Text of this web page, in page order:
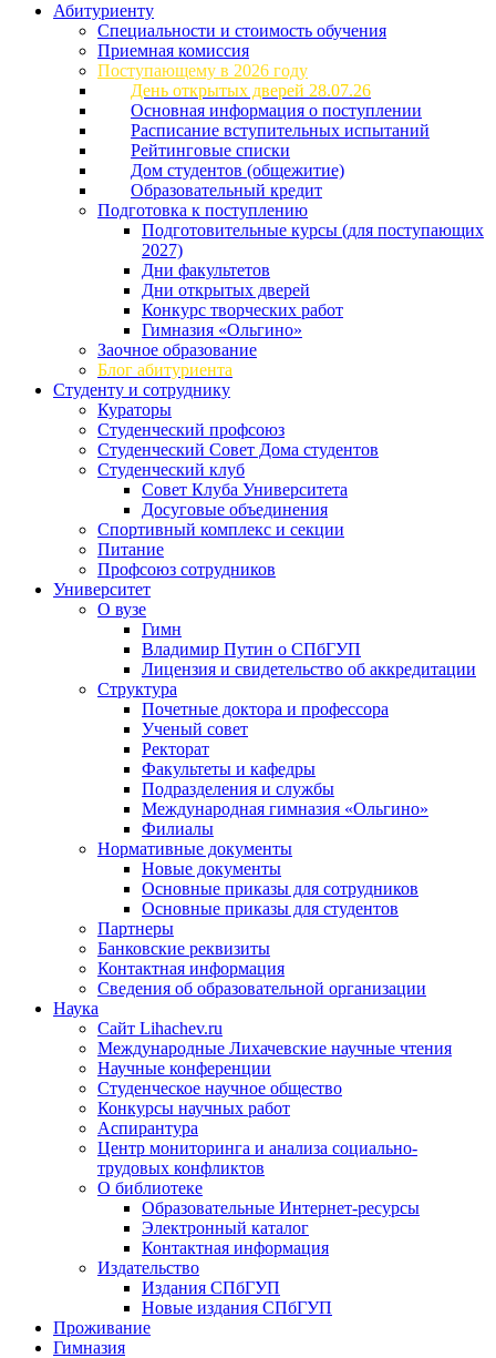
Абитуриенту
Специальности и стоимость обучения
Приемная комиссия
Поступающему в 2026 году
День открытых дверей 28.07.26
Основная информация о поступлении
Расписание вступительных испытаний
Рейтинговые списки
Дом студентов (общежитие)
Образовательный кредит
Подготовка к поступлению
Подготовительные курсы (для поступающих
2027)
Дни факультетов
Дни открытых дверей
Конкурс творческих работ
Гимназия «Ольгино»
Заочное образование
Блог абитуриента
Студенту и сотруднику
Кураторы
Студенческий профсоюз
Студенческий Совет Дома студентов
Студенческий клуб
Совет Клуба Университета
Досуговые объединения
Спортивный комплекс и секции
Питание
Профсоюз сотрудников
Университет
О вузе
Гимн
Владимир Путин о СПбГУП
Лицензия и свидетельство об аккредитации
Структура
Почетные доктора и профессора
Ученый совет
Ректорат
Факультеты и кафедры
Подразделения и службы
Международная гимназия «Ольгино»
Филиалы
Нормативные документы
Новые документы
Основные приказы для сотрудников
Основные приказы для студентов
Партнеры
Банковские реквизиты
Контактная информация
Сведения об образовательной организации
Наука
Сайт Lihachev.ru
Международные Лихачевские научные чтения
Научные конференции
Студенческое научное общество
Конкурсы научных работ
Аспирантура
Центр мониторинга и анализа социально-
трудовых конфликтов
О библиотеке
Образовательные Интернет-ресурсы
Электронный каталог
Контактная информация
Издательство
Издания СПбГУП
Новые издания СПбГУП
Проживание
Гимназия